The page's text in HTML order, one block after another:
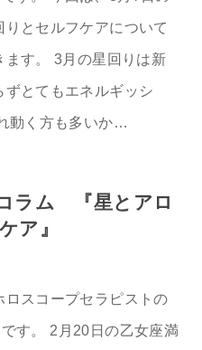
りとセルフケアについて
ます。 3月の星回りは新
ずとてもエネルギッシ
動く方も多いか…
ラム 『星とアロ
ア』
ロスコープセラピストの
す。 2月20日の乙女座満